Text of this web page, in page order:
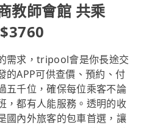
教師會館 共乘
需求，tripool會是你長途交
的APP可供查價、預約、付
五千位，確保每位乘客不論
，都有人能服務。透明的收
國內外旅客的包車首選，讓